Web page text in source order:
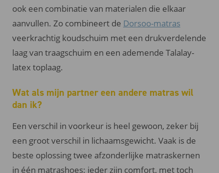
ook een combinatie van materialen die elkaar
aanvullen. Zo combineert de Dorsoo-matras
veerkrachtig koudschuim met een drukverdelende
laag van traagschuim en een ademende Talalay-
latex toplaag.
Wat als mijn partner een andere matras wil
dan ik?
Een verschil in voorkeur is heel gewoon, zeker bij
een groot verschil in lichaamsgewicht. Vaak is de
beste oplossing twee afzonderlijke matraskernen
in één matrashoes: ieder zijn comfort, met toch